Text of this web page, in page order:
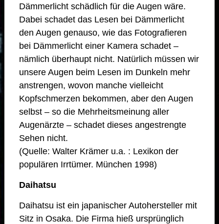
Dämmerlicht schädlich für die Augen wäre.
Dabei schadet das Lesen bei Dämmerlicht
den Augen genauso, wie das Fotografieren
bei Dämmerlicht einer Kamera schadet –
nämlich überhaupt nicht. Natürlich müssen wir
unsere Augen beim Lesen im Dunkeln mehr
anstrengen, wovon manche vielleicht
Kopfschmerzen bekommen, aber den Augen
selbst – so die Mehrheitsmeinung aller
Augenärzte – schadet dieses angestrengte
Sehen nicht.
(Quelle: Walter Krämer u.a. : Lexikon der
populären Irrtümer. München 1998)
Daihatsu
Daihatsu ist ein japanischer Autohersteller mit
Sitz in Osaka. Die Firma hieß ursprünglich